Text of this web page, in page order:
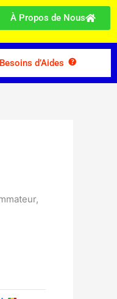
À Propos de Nous
Besoins d’Aides